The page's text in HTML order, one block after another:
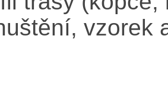
vzorek